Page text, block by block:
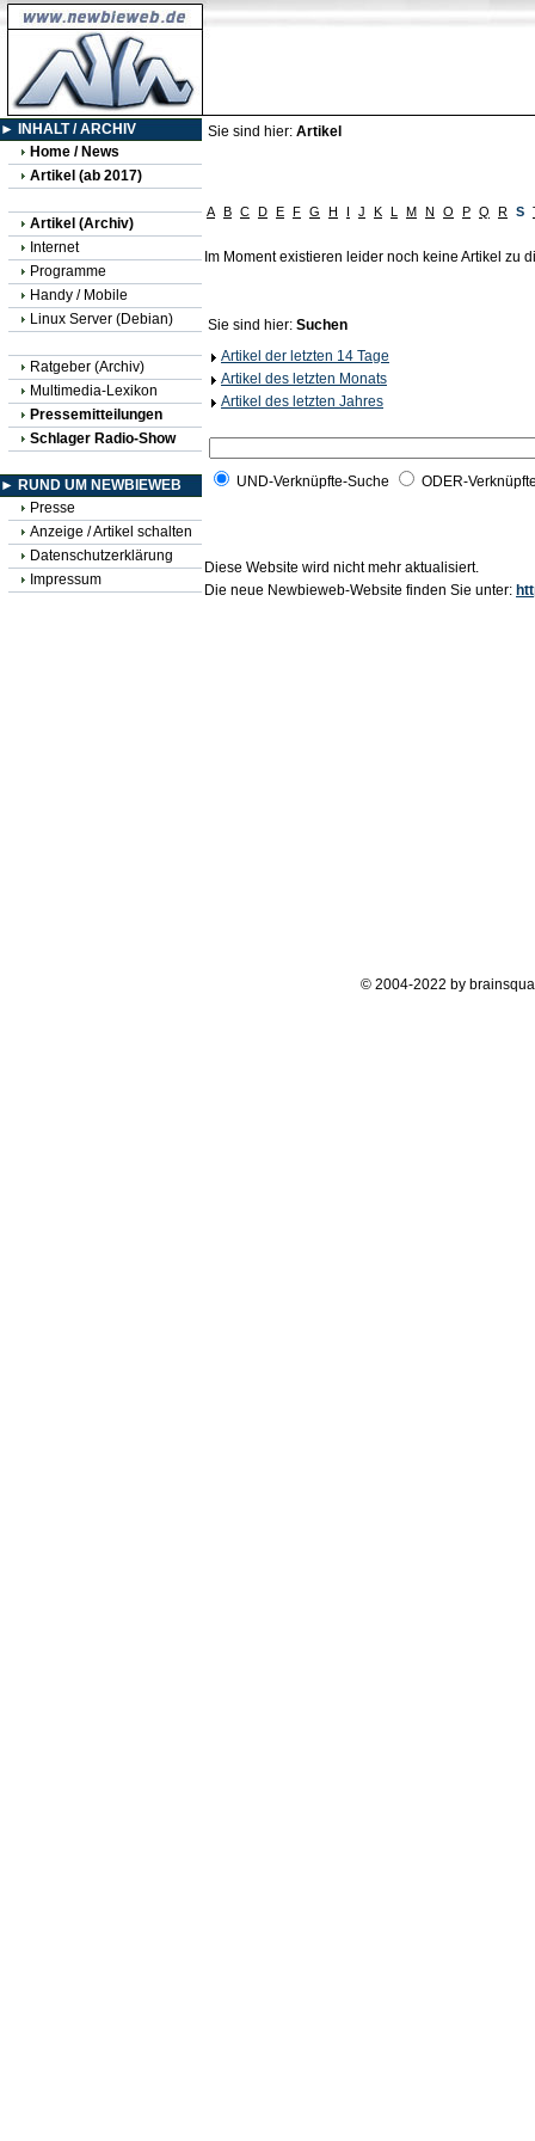
► INHALT / ARCHIV
Home / News
Artikel (ab 2017)
Artikel (Archiv)
Internet
Programme
Handy / Mobile
Linux Server (Debian)
Ratgeber (Archiv)
Multimedia-Lexikon
Pressemitteilungen
Schlager Radio-Show
► RUND UM NEWBIEWEB
Presse
Anzeige / Artikel schalten
Datenschutzerklärung
Impressum
Sie sind hier: Artikel
A B C D E F G H I J K L M N O P Q R S
Im Moment existieren leider noch keine Artikel zu
Sie sind hier: Suchen
Artikel der letzten 14 Tage
Artikel des letzten Monats
Artikel des letzten Jahres
UND-Verknüpfte-Suche ODER-
Diese Website wird nicht mehr aktualisiert.
Die neue Newbieweb-Website finden Sie unter:
© 2004-2022 by